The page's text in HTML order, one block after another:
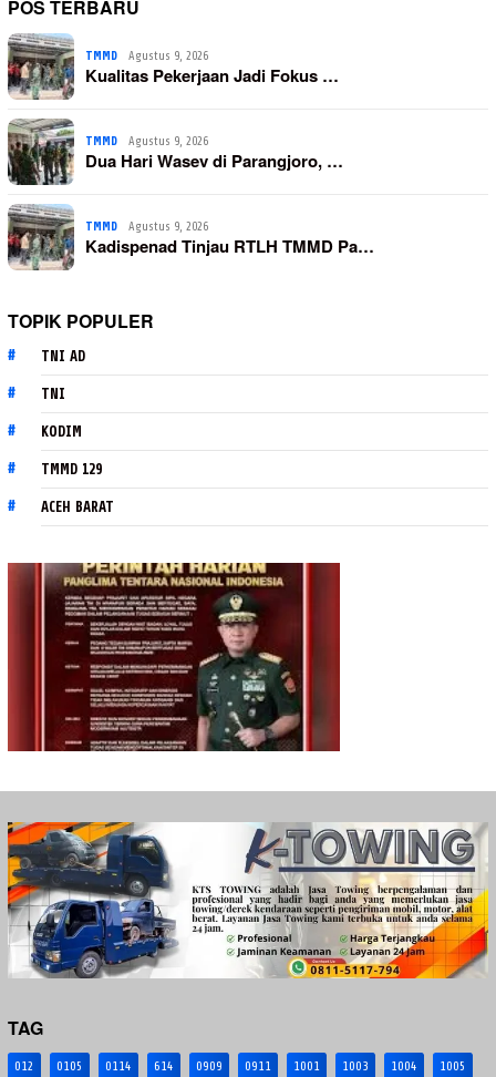
POS TERBARU
TMMD Agustus 9, 2026
Kualitas Pekerjaan Jadi Fokus …
TMMD Agustus 9, 2026
Dua Hari Wasev di Parangjoro, …
TMMD Agustus 9, 2026
Kadispenad Tinjau RTLH TMMD Pa…
TOPIK POPULER
TNI AD
TNI
KODIM
TMMD 129
ACEH BARAT
TAG
012 0105 0114 614 0909 0911 1001 1003 1004 1005